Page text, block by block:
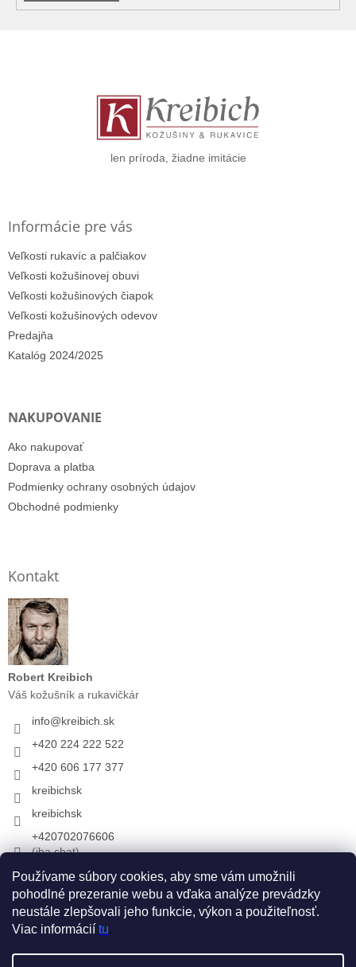
Používame súbory cookies, aby sme vám umožnili
pohodlné prezeranie webu a vďaka analýze prevádzky
neustále zlepšovali jeho funkcie, výkon a použiteľnosť.
Viac informácií tu.
len príroda, žiadne imitácie
Informácie pre vás
Veľkosti rukavíc a palčiakov
Veľkosti kožušinovej obuvi
Veľkosti kožušinových čiapok
Veľkosti kožušinových odevov
Predajňa
Katalóg 2024/2025
NAKUPOVANIE
Ako nakupovať
Doprava a platba
Podmienky ochrany osobných údajov
Obchodné podmienky
Kontakt
Robert Kreibich
Váš kožušník a rukavičkár
info@kreibich.sk
+420 224 222 522
+420 606 177 377
kreibichsk
kreibichsk
+420702076606
(iba chat)
Prijímame online platby